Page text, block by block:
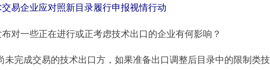
企业应对照新目录履行申报视情行动
一些正在进行或正考虑技术出口的企业有何影响？
完成交易的技术出口方，如果准备出口调整后目录中的限制类技